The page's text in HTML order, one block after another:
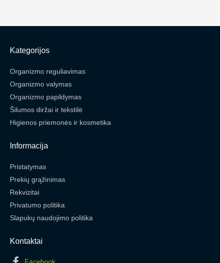
Kategorijos
Organizmo reguliavimas
Organizmo valymas
Organizmo papildymas
Šilumos diržai ir tekstilė
Higienos priemonės ir kosmetika
Informacija
Pristatymas
Prekių grąžinimas
Rekvizitai
Privatumo politika
Slapukų naudojimo politika
Kontaktai